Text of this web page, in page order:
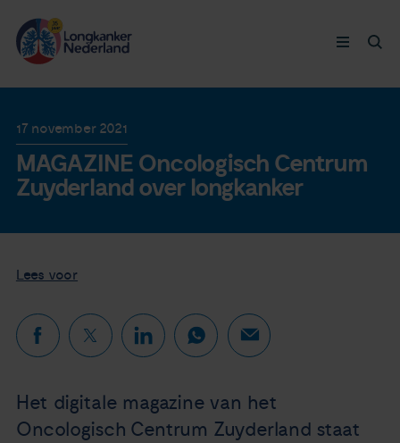
Nieuws
Longkanker
Leven met
Thymuskankers
Steun ons
17 november 2021
MAGAZINE Oncologisch Centrum
Zuyderland over longkanker
Lees voor
Het digitale magazine van het
Oncologisch Centrum Zuyderland staat